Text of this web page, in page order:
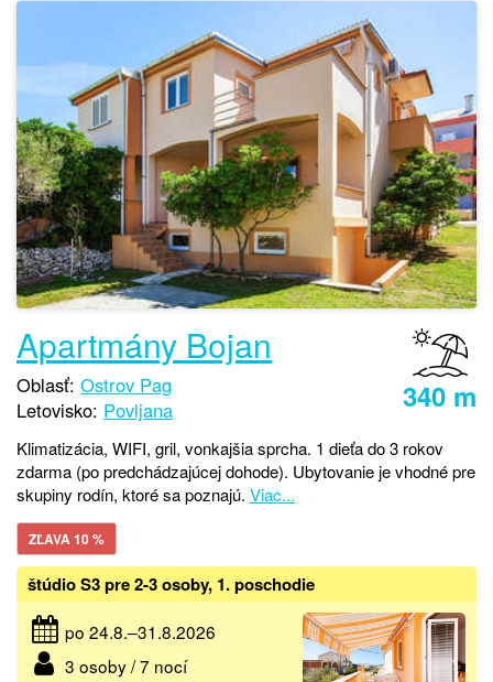
340 m
Apartmány Bojan
Oblasť: Ostrov Pag
Letovisko: Povljana
Klimatizácia, WIFI, gril, vonkajšia sprcha. 1 dieťa do 3 rokov
zdarma (po predchádzajúcej dohode). Ubytovanie je vhodné pre
skupiny rodín, ktoré sa poznajú. Viac...
ZĽAVA 10 %
štúdio S3 pre 2-3 osoby, 1. poschodie
po 24.8.–31.8.2026
3 osoby / 7 nocí